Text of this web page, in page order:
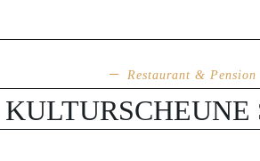
Restaurant & Pension
KULTURSCHEUNE